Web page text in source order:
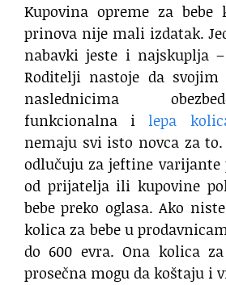
Kupovina opreme za bebe
prinova nije mali izdatak.
nabavki jeste i najskuplja
Roditelji nastoje da
naslednicima
funkcionalna i lepa
nemaju svi isto novca za
odlučuju za jeftine varijante
od prijatelja ili kupovine
bebe preko oglasa. Ako
kolica za bebe u
do 600 evra. Ona kolica
prosečna mogu da koštaju i